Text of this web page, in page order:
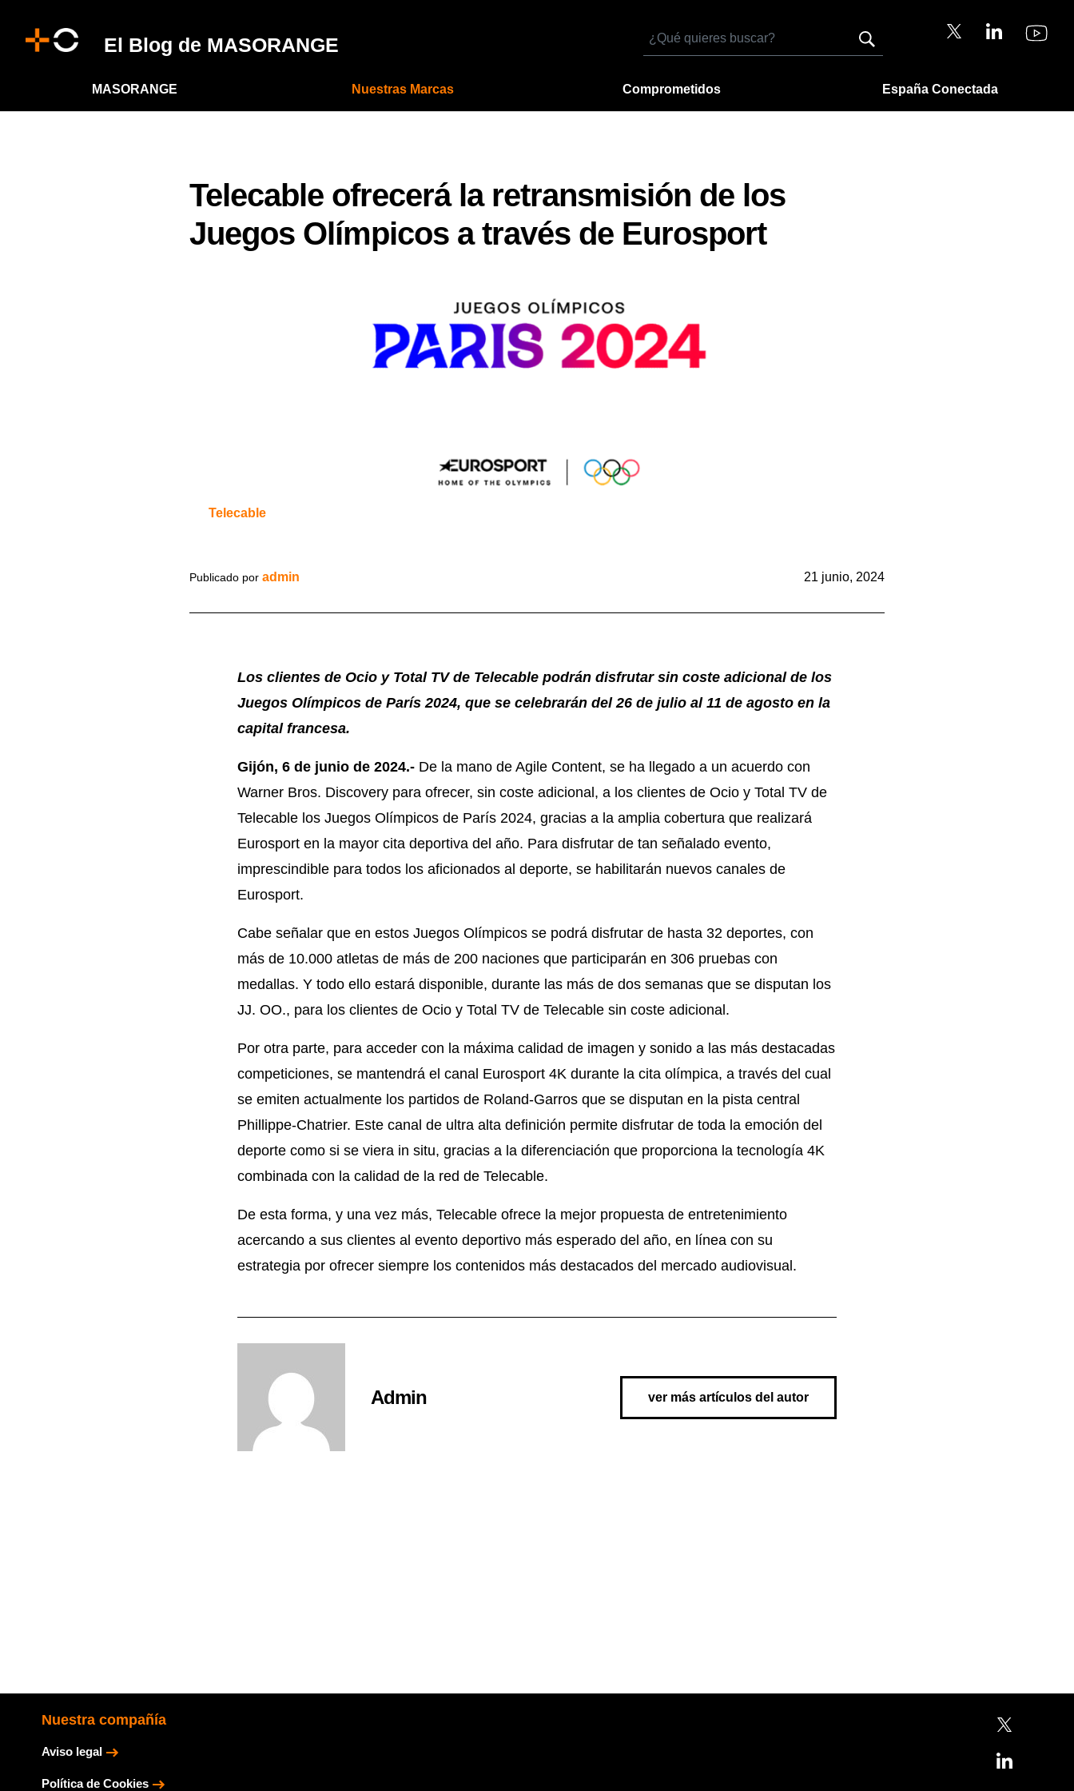
El Blog de MASORANGE
Buscar
MASORANGE Nuestras Marcas Comprometidos España Conectada
Telecable ofrecerá la retransmisión de los
Juegos Olímpicos a través de Eurosport
Telecable
Publicado por admin 21 junio, 2024
Los clientes de Ocio y Total TV de Telecable podrán disfrutar sin coste adicional de los
Juegos Olímpicos de París 2024, que se celebrarán del 26 de julio al 11 de agosto en la
capital francesa.
Gijón, 6 de junio de 2024.- De la mano de Agile Content, se ha llegado a un acuerdo con
Warner Bros. Discovery para ofrecer, sin coste adicional, a los clientes de Ocio y Total TV de
Telecable los Juegos Olímpicos de París 2024, gracias a la amplia cobertura que realizará
Eurosport en la mayor cita deportiva del año. Para disfrutar de tan señalado evento,
imprescindible para todos los aficionados al deporte, se habilitarán nuevos canales de
Eurosport.
Cabe señalar que en estos Juegos Olímpicos se podrá disfrutar de hasta 32 deportes, con
más de 10.000 atletas de más de 200 naciones que participarán en 306 pruebas con
medallas. Y todo ello estará disponible, durante las más de dos semanas que se disputan los
JJ. OO., para los clientes de Ocio y Total TV de Telecable sin coste adicional.
Por otra parte, para acceder con la máxima calidad de imagen y sonido a las más destacadas
competiciones, se mantendrá el canal Eurosport 4K durante la cita olímpica, a través del cual
se emiten actualmente los partidos de Roland-Garros que se disputan en la pista central
Phillippe-Chatrier. Este canal de ultra alta definición permite disfrutar de toda la emoción del
deporte como si se viera in situ, gracias a la diferenciación que proporciona la tecnología 4K
combinada con la calidad de la red de Telecable.
De esta forma, y una vez más, Telecable ofrece la mejor propuesta de entretenimiento
acercando a sus clientes al evento deportivo más esperado del año, en línea con su
estrategia por ofrecer siempre los contenidos más destacados del mercado audiovisual.
Admin ver más artículos del autor
Nuestra compañía
Aviso legal
Política de Cookies